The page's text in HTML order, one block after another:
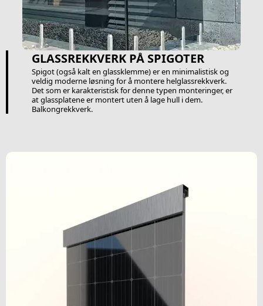
GLASSREKKVERK PÅ SPIGOTER
Spigot (også kalt en glassklemme) er en minimalistisk og
veldig moderne løsning for å montere helglassrekkverk.
Det som er karakteristisk for denne typen monteringer, er
at glassplatene er montert uten å lage hull i dem.
Balkongrekkverk.